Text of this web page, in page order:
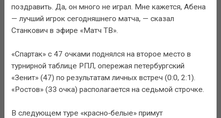
поздравить. Да, он много не играл. Мне кажется, Абена
— лучший игрок сегодняшнего матча, — сказал
Станкович в эфире «Матч ТВ».
«Спартак» с 47 очками поднялся на второе место в
турнирной таблице РПЛ, опережая петербургский
«Зенит» (47) по результатам личных встреч (0:0, 2:1).
«Ростов» (33 очка) располагается на седьмой строчке.
В следующем туре «красно‑белые» примут